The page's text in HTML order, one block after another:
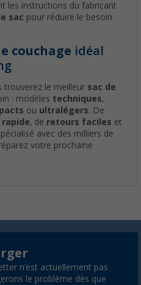
les instructions du fabricant
sac pour réduire le besoin
couchage idéal
trouverez le meilleur sac de
: modèles techniques,
ou ultralégers. De
rapide, de retours faciles et
avec des milliers de
votre prochaine
n'est actuellement pas
le problème dès que